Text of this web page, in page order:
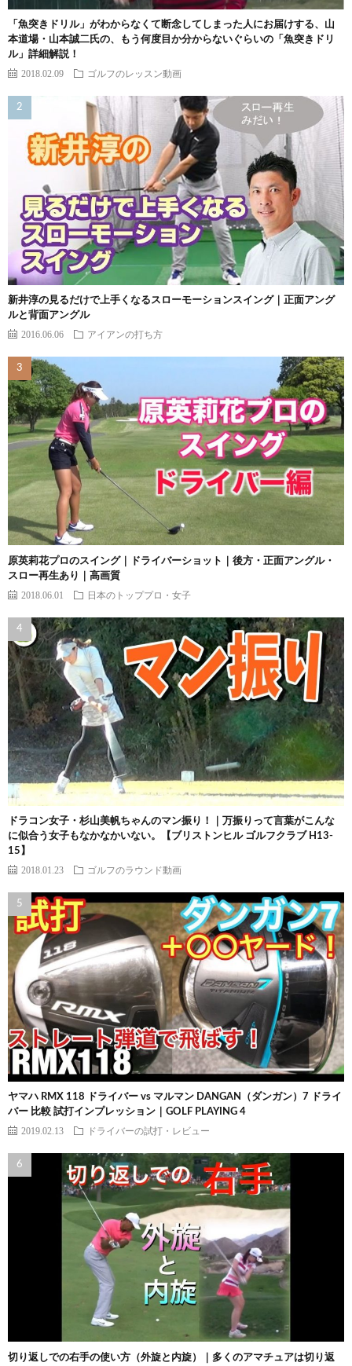
「魚突きドリル」がわからなくて断念してしまった人にお届けする、山
本道場・山本誠二氏の、もう何度目か分からないぐらいの「魚突きドリ
ル」詳細解説！
2018.02.09 ゴルフのレッスン動画
新井淳の見るだけで上手くなるスローモーションスイング｜正面アング
ルと背面アングル
2016.06.06 アイアンの打ち方
原英莉花プロのスイング｜ドライバーショット｜後方・正面アングル・
スロー再生あり｜高画質
2018.06.01 日本のトッププロ・女子
ドラコン女子・杉山美帆ちゃんのマン振り！｜万振りって言葉がこんな
に似合う女子もなかなかいない。【ブリストンヒル ゴルフクラブ H13-
15】
2018.01.23 ゴルフのラウンド動画
ヤマハ RMX 118 ドライバー vs マルマン DANGAN（ダンガン）7 ドライ
バー 比較 試打インプレッション｜GOLF PLAYING 4
2019.02.13 ドライバーの試打・レビュー
切り返しでの右手の使い方（外旋と内旋）｜多くのアマチュアは切り返